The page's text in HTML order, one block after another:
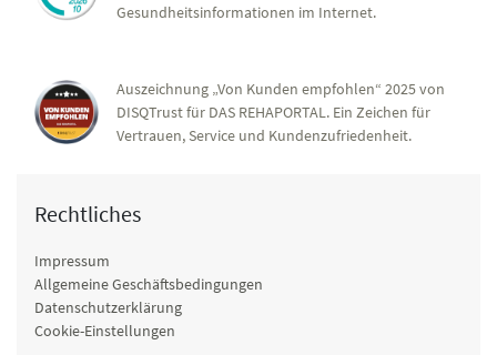
Gesundheitsinformationen im Internet.
Auszeichnung „Von Kunden empfohlen“ 2025 von
DISQTrust für DAS REHAPORTAL. Ein Zeichen für
Vertrauen, Service und Kundenzufriedenheit.
Rechtliches
Impressum
Allgemeine Geschäftsbedingungen
Datenschutzerklärung
Cookie-Einstellungen